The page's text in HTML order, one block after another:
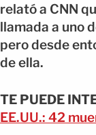
relató a CNN
llamada a uno
pero desde
de ella.
TE PUEDE
EE.UU.: 42